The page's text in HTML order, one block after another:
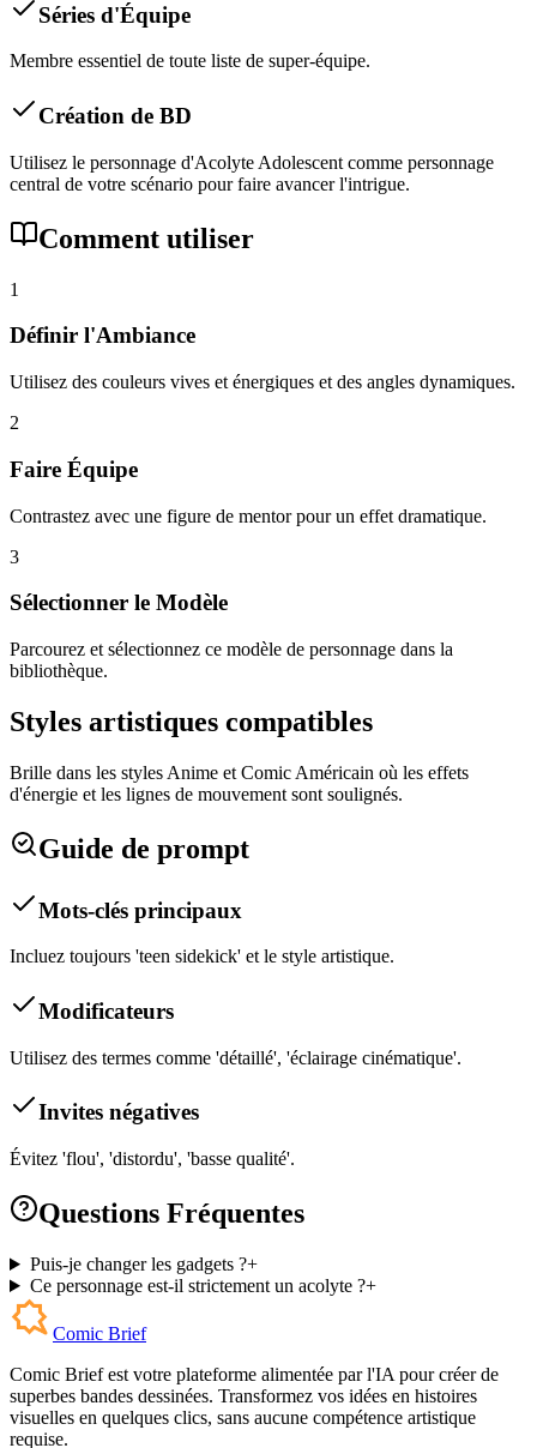
Séries d'Équipe
Membre essentiel de toute liste de super-équipe.
Création de BD
Utilisez le personnage d'Acolyte Adolescent comme personnage
central de votre scénario pour faire avancer l'intrigue.
Comment utiliser
1
Définir l'Ambiance
Utilisez des couleurs vives et énergiques et des angles dynamiques.
2
Faire Équipe
Contrastez avec une figure de mentor pour un effet dramatique.
3
Sélectionner le Modèle
Parcourez et sélectionnez ce modèle de personnage dans la
bibliothèque.
Styles artistiques compatibles
Brille dans les styles Anime et Comic Américain où les effets
d'énergie et les lignes de mouvement sont soulignés.
Guide de prompt
Mots-clés principaux
Incluez toujours 'teen sidekick' et le style artistique.
Modificateurs
Utilisez des termes comme 'détaillé', 'éclairage cinématique'.
Invites négatives
Évitez 'flou', 'distordu', 'basse qualité'.
Questions Fréquentes
Puis-je changer les gadgets ?+
Ce personnage est-il strictement un acolyte ?+
Comic Brief
Comic Brief est votre plateforme alimentée par l'IA pour créer de
superbes bandes dessinées. Transformez vos idées en histoires
visuelles en quelques clics, sans aucune compétence artistique
requise.